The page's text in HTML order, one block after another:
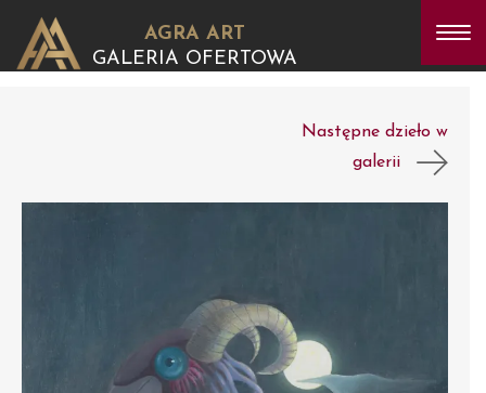
AGRA ART
GALERIA OFERTOWA
Następne dzieło w
galerii